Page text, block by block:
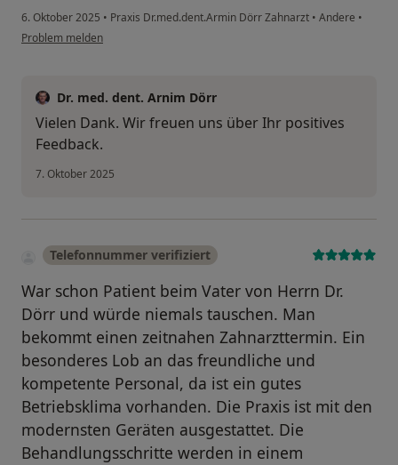
6. Oktober 2025 • Praxis Dr.med.dent.Armin Dörr Zahnarzt • Andere •
Problem melden
Dr. med. dent. Arnim Dörr
Vielen Dank. Wir freuen uns über Ihr positives
Feedback.
7. Oktober 2025
Telefonnummer verifiziert
War schon Patient beim Vater von Herrn Dr.
Dörr und würde niemals tauschen. Man
bekommt einen zeitnahen Zahnarzttermin. Ein
besonderes Lob an das freundliche und
kompetente Personal, da ist ein gutes
Betriebsklima vorhanden. Die Praxis ist mit den
modernsten Geräten ausgestattet. Die
Behandlungsschritte werden in einem